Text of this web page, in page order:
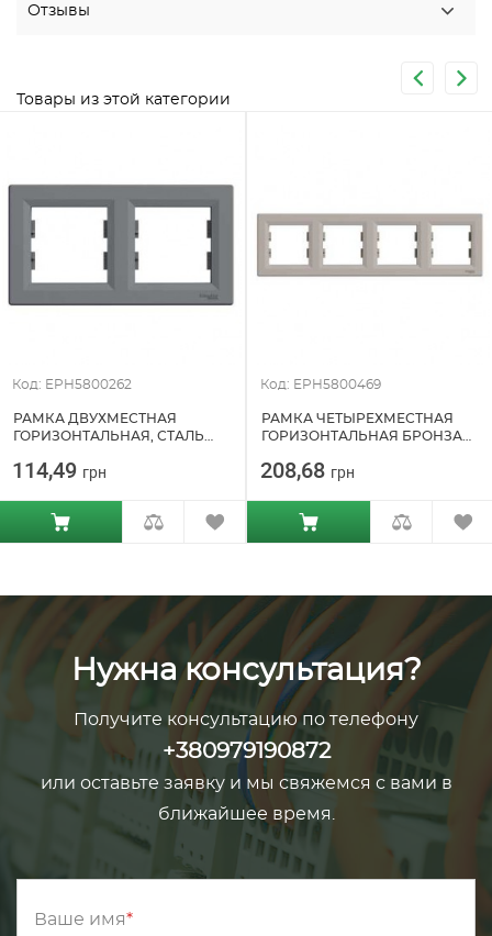
Отзывы
Товары из этой категории
Код: EPH5800262
РАМКА ДВУХМЕСТНАЯ
ГОРИЗОНТАЛЬНАЯ, СТАЛЬ
(EPH5800262)
114,49 грн
Код: EPH5800469
РАМКА ЧЕТЫРЕХМЕСТНАЯ
ГОРИЗОНТАЛЬНАЯ БРОНЗА
(EPH5800469)
208,68 грн
Нужна консультация?
Получите консультацию по телефону
+380979190872
или оставьте заявку и мы свяжемся с вами в
ближайшее время.
Ваше имя